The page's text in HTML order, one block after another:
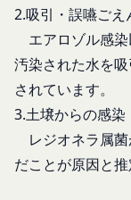
2.吸引・誤嚥ごえ
エアロゾル感染
汚染された水を
されています。
3.土壌からの感染
レジオネラ属菌
だことが原因と
第三者への提
当社は、以
ることがあ
供した相手
お客様の同意
当社は、お
人情報の場
組織、個人
い。
本契約にお
に定める意
第3条（提供
当社が提供
ービスとしま
コミュニ
ービス